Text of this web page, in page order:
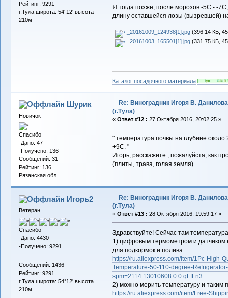
Рейтинг: 9291
г.Тула широта: 54°12' высота
210м
Я тогда позже, после морозов -5С - -
длину оставшейся лозы (вызревшей)
_20161009_124938[1].jpg(396.14 КБ,
_20161003_165501[1].jpg(331.75 КБ,
Каталог посадочного материала
Шурик
Новичок
Спасибо
-Дано: 47
-Получено: 136
Сообщений: 31
Рейтинг: 136
Рязанская обл.
Re: Виноградник Игоря В. Данилова
(г.Тула)
« Ответ #12 : 27 Октября 2016, 20:02:25 »
" температура почвы на глубине
+9С. "
Игорь, расскажите , пожалуйста, как
(плиты, трава, голая земля)
Игорь2
Ветеран
Спасибо
-Дано: 4430
-Получено: 9291
Сообщений: 1436
Рейтинг: 9291
г.Тула широта: 54°12' высота
210м
Re: Виноградник Игоря В. Данилова
(г.Тула)
« Ответ #13 : 28 Октября 2016, 19:59:17 »
Здравствуйте! Сейчас там
1) цифровым термометром и
для подкормок и полива.
https://ru.aliexpress.com/item/1Pc-High-
Temperature-50-110-degree-
spm=2114.13010608.0.0.qFfLn3
2) можно мерить температуру и таким
https://ru.aliexpress.com/item/Free-